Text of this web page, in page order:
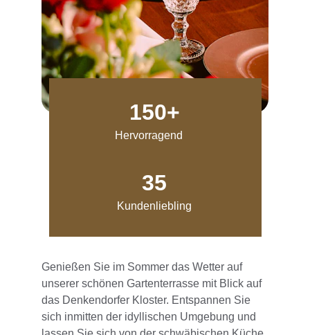
150+
35
Kundenliebling
Hervorragend
Genießen Sie im Sommer das Wetter auf
unserer schönen Gartenterrasse mit Blick auf
das Denkendorfer Kloster. Entspannen Sie
sich inmitten der idyllischen Umgebung und